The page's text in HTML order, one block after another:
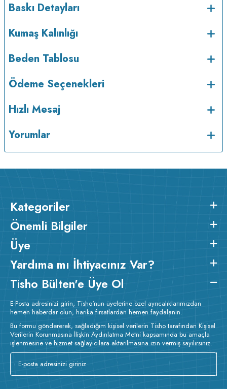
maksimum 30 ode ve tersten yıkanır.
Baskı Detayları
Kumaş Kalınlığı
Beden Tablosu
Ödeme Seçenekleri
Hızlı Mesaj
Yorumlar
Kategoriler
Önemli Bilgiler
Üye
Yardıma mı İhtiyacınız Var?
Tisho Bülten'e Üye Ol
E-Posta adresinizi girin, Tisho'nun üyelerine özel ayrıcalıklarımızdan
hemen haberdar olun, harika fırsatlardan hemen faydalanın.
Bu formu göndererek, sağladığım kişisel verilerin Tisho tarafından Kişisel
Verilerin Korunmasına İlişkin Aydınlatma Metni kapsamında bu amaçla
işlenmesine ve hizmet sağlayıcılara aktarılmasına izin vermiş sayılırsınız.